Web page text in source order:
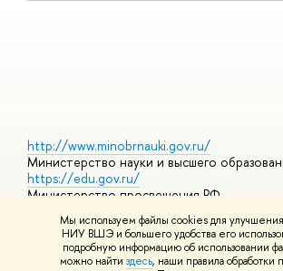
Мы используем файлы cookies для улучшения
НИУ ВШЭ и большего удобства его
подробную информацию об использовании
можно найти здесь, наши правила обработки
http://www.minobrnauki.gov.ru/
Министерство науки и высшего
https://edu.gov.ru/
Министерство просвещения РФ
https://elearning.hse.ru/mooc
Массовые открытые онлайн-курсы